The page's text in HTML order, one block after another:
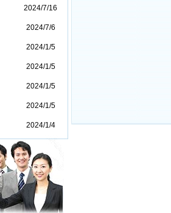
2024/7/16
2024/7/6
2024/1/5
2024/1/5
2024/1/5
2024/1/5
2024/1/4